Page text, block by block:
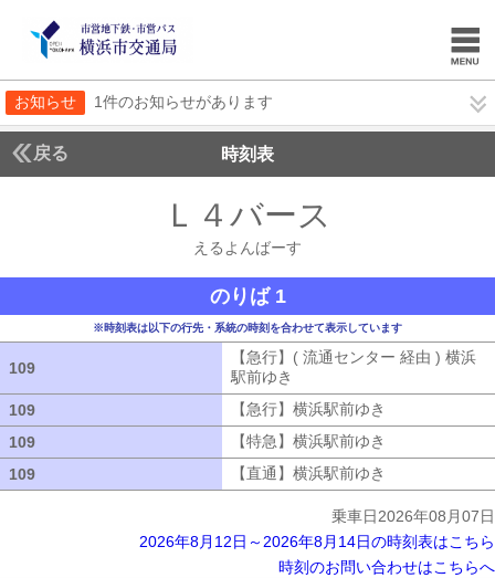
お知らせ 1件のお知らせがあります
戻る 時刻表
Ｌ４バース
えるよんばーす
のりば 1
※時刻表は以下の行先・系統の時刻を合わせて表示しています
109
【急行】( 流通センター 経由 ) 横浜
駅前ゆき
109
【急行】横浜駅前ゆき
109
【特急】横浜駅前ゆき
109
【直通】横浜駅前ゆき
乗車日2026年08月07日
2026年8月12日～2026年8月14日の時刻表はこちら
時刻のお問い合わせはこちらへ